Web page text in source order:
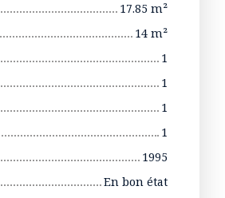
17.85 m²
14 m²
1
1
1
1
1995
En bon état